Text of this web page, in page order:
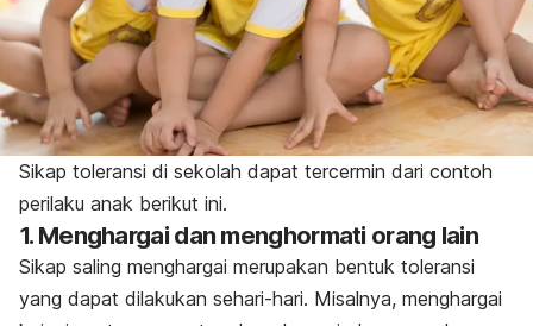
Sikap toleransi di sekolah dapat tercermin dari contoh
perilaku anak berikut ini.
1. Menghargai dan menghormati orang lain
Sikap saling menghargai merupakan bentuk toleransi
yang dapat dilakukan sehari-hari. Misalnya, menghargai